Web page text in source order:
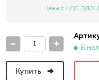
Цены с НДС. ЭДО.
- + В
Купить